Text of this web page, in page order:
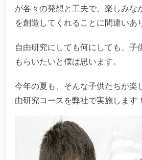
が各々の発想と工夫で、楽しみな
を創造してくれることに間違いあ
自由研究にしても何にしても、子
もらいたいと僕は思います。
今年の夏も、そんな子供たちが楽
由研究コースを弊社で実施します！